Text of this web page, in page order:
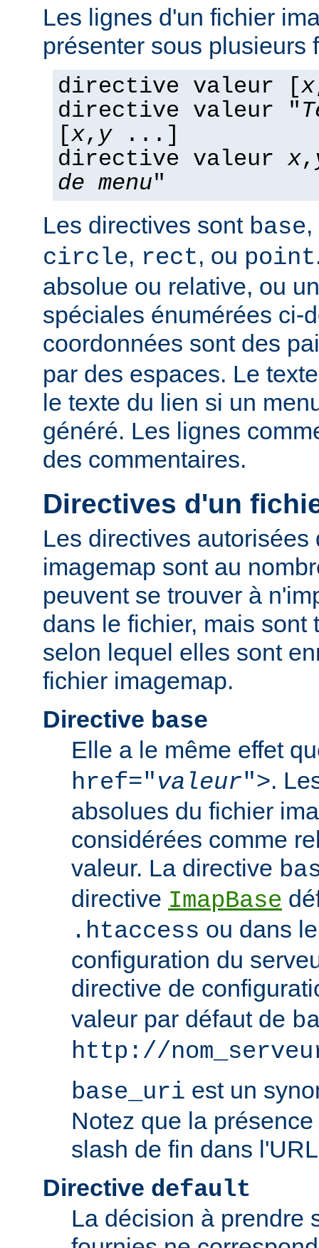
Les lignes d'un fichier
présenter sous plusieurs
directive valeur [x
directive valeur "
[x, y...]
directive valeur x,
de menu"
Les directives sont base,
circle, rect, ou point
absolue ou relative, ou
spéciales énumérées ci-
coordonnées sont des
par des espaces. Le
le texte du lien si un
généré. Les lignes
des commentaires.
Directives d'un
Les directives autorisées
imagemap sont au
peuvent se trouver à
dans le fichier, mais sont
selon lequel elles sont
fichier imagemap.
Directive base
Elle a le même effet
href="valeur">.
absolues du fichier
considérées comme
valeur. La directive
directive ImapBase
.htaccess ou dans
configuration du
directive de
valeur par défaut de
http://
base_uri est un
Notez que la
slash de fin dans
Directive default
La décision à prendre